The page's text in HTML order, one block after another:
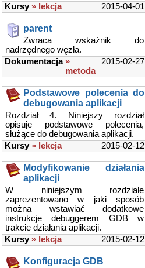
2015-04-01
Kursy » lekcja
parent
Zwraca wskaźnik do
nadrzędnego węzła.
2015-02-27
Dokumentacja »
metoda
Podstawowe polecenia do
debugowania aplikacji
Rozdział 4. Niniejszy rozdział
opisuje podstawowe polecenia,
służące do debugowania aplikacji.
2015-02-12
Kursy » lekcja
Modyfikowanie działania
aplikacji
W niniejszym rozdziale
zaprezentowano w jaki sposób
można wstawiać dodatkowe
instrukcje debuggerem GDB w
trakcie działania aplikacji.
2015-02-12
Kursy » lekcja
Konfiguracja GDB